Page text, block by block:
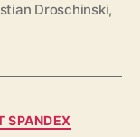
Droschinski,
SPANDEX